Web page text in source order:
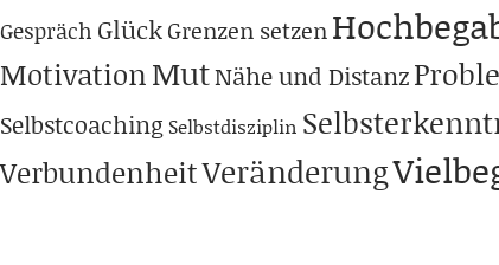
Gespräch GlückGrenzen setzen
MotivationMutNähe und Distanz
Selbstcoaching Selbstdisziplin
VerbundenheitVeränderung